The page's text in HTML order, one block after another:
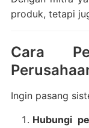
produk, tetapi
Cara
Ingin pasang
Hubungi